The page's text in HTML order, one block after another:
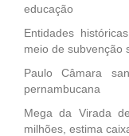
educação
Entidades
meio de subvenção
Paulo Câmara
pernambucana
Mega da Virada
milhões, estima